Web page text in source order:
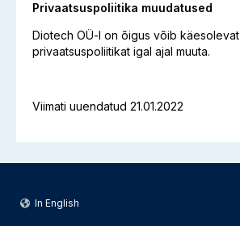
Privaatsuspoliitika muudatused
Diotech OÜ-l on õigus võib käesolevat
privaatsuspoliitikat igal ajal muuta.
Viimati uuendatud 21.01.2022
In English